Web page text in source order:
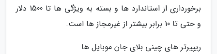
برخورداری از استاندارد ها و بسته به ویژگی ها تا 1500 دلار
و حتی تا 10 برابر بیشتر از غیرمجاز ها است.
ریپیرتر های چینی بلای جان موبایل ها